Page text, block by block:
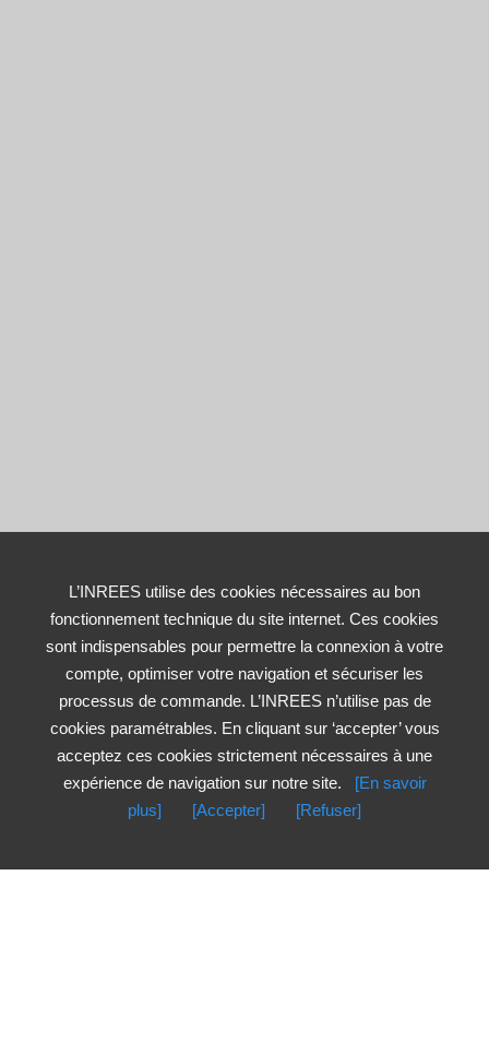
L’INREES utilise des cookies nécessaires au bon
fonctionnement technique du site internet. Ces cookies
sont indispensables pour permettre la connexion à votre
compte, optimiser votre navigation et sécuriser les
processus de commande. L’INREES n’utilise pas de
cookies paramétrables. En cliquant sur ‘accepter’ vous
acceptez ces cookies strictement nécessaires à une
expérience de navigation sur notre site.
[En savoir
plus]
[Accepter] [Refuser]